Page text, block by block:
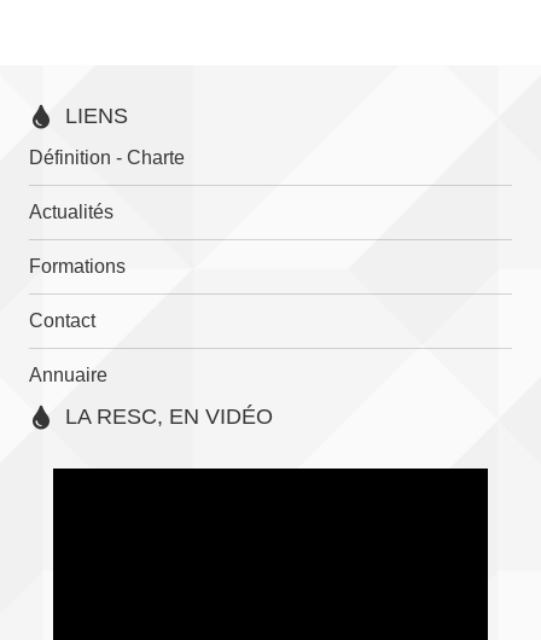
LIENS
Définition - Charte
Actualités
Formations
Contact
Annuaire
LA RESC, EN VIDÉO